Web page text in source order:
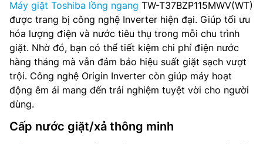
Máy giặt Toshiba lồng ngang TW-T37BZP115MWV(WT)
được trang bị công nghệ Inverter hiện đại. Giúp tối ưu
hóa lượng điện và nước tiêu thụ trong mỗi chu trình
giặt. Nhờ đó, bạn có thể tiết kiệm chi phí điện nước
hàng tháng mà vẫn đảm bảo hiệu suất giặt sạch vượt
trội. Công nghệ Origin Inverter còn giúp máy hoạt
động êm ái mang đến trải nghiệm tuyệt vời cho người
dùng.
Cấp nước giặt/xả thông minh